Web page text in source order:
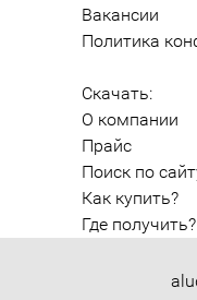
Вакансии
Политика
Скачать:
О компании
Прайс
Поиск по
Как купить?
Где получить?